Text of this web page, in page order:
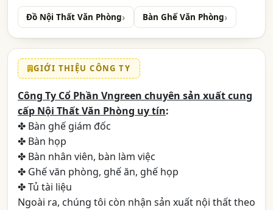
Đồ Nội Thất Văn Phòng Bàn Ghế Văn Phòng
GIỚI THIỆU CÔNG TY
Công Ty Cổ Phần Vngreen chuyên sản xuất cung
cấp Nội Thất Văn Phòng uy tín:
✤ Bàn ghế giám đốc
✤ Bàn họp
✤ Bàn nhân viên, bàn làm việc
✤ Ghế văn phòng, ghế ăn, ghế họp
✤ Tủ tài liệu
Ngoài ra, chúng tôi còn nhận sản xuất nội thất theo